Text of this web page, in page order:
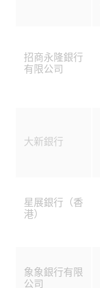
招商永隆銀行
有限公司
大新銀行
星展銀行（香
港）
象象銀行有限
公司